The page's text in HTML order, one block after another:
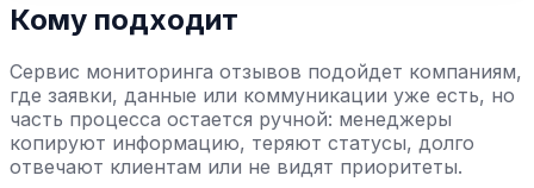
Кому подходит
Сервис мониторинга отзывов подойдет компаниям,
где заявки, данные или коммуникации уже есть, но
часть процесса остается ручной: менеджеры
копируют информацию, теряют статусы, долго
отвечают клиентам или не видят приоритеты.